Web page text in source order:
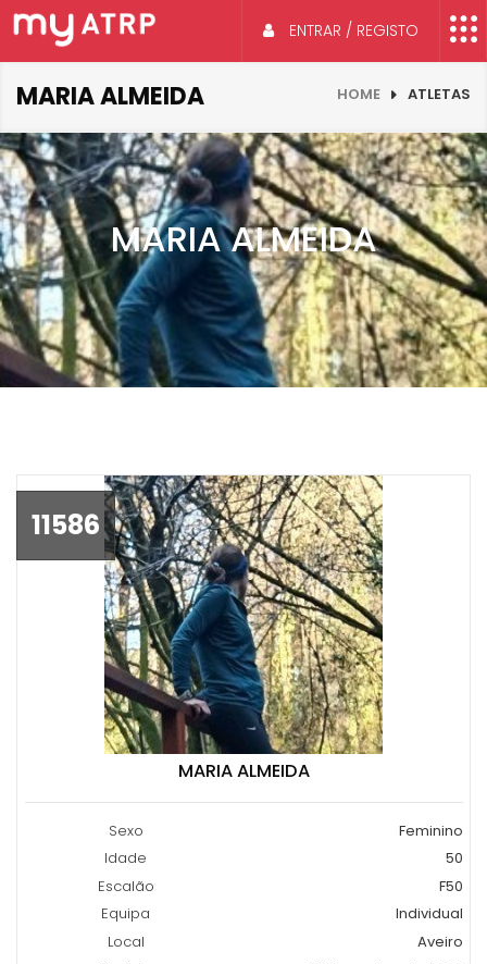
ENTRAR / REGISTO
MARIA ALMEIDA HOME ATLETAS
MARIA ALMEIDA
11586
MARIA ALMEIDA
Sexo
Feminino
Idade
50
Escalão
F50
Equipa
Individual
Local
Aveiro